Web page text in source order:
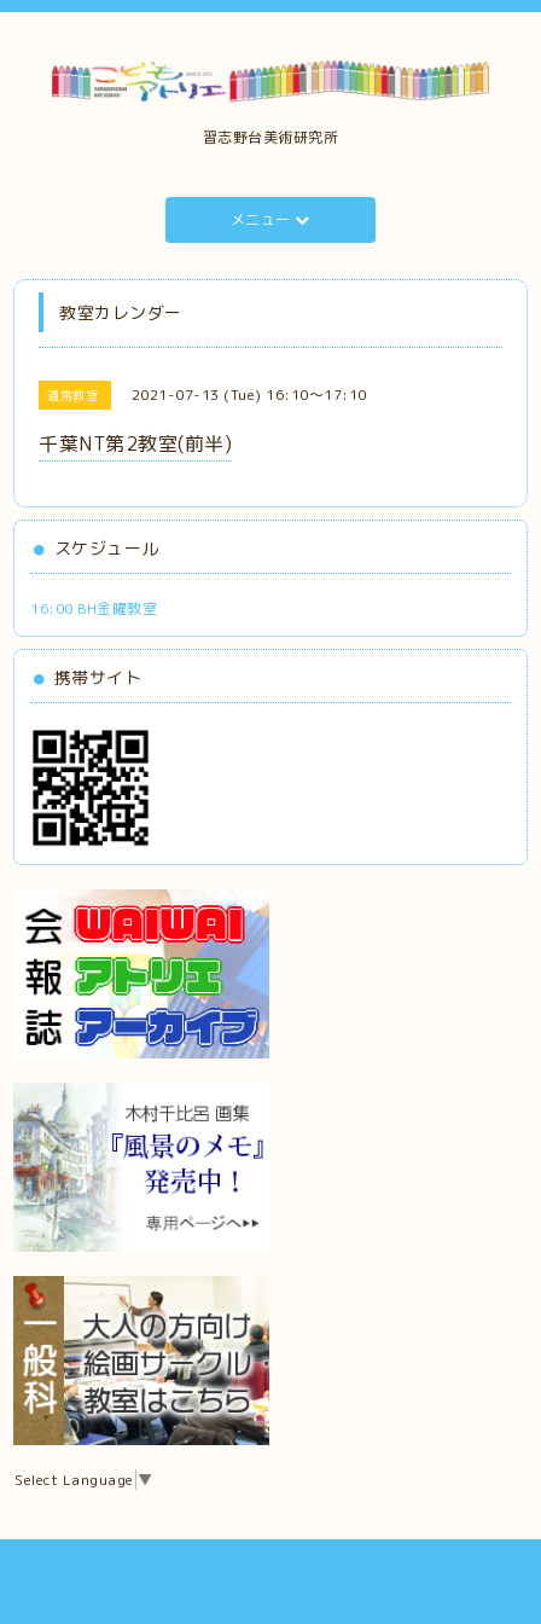
習志野台美術研究所
メニュー
教室カレンダー
通常教室 2021-07-13 (Tue) 16:10～17:10
千葉NT第2教室(前半)
スケジュール
16:00 BH金曜教室
携帯サイト
Select Language ▼